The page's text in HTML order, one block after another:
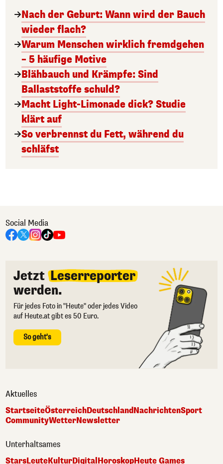
Nach der Geburt: Wann wird der Bauch
wieder flach?
Warum Menschen wirklich fremdgehen
– 5 häufige Motive
Blähbauch und Krämpfe: Sind
Ballaststoffe schuld?
Macht Light-Limonade dick? Studie
klärt auf
So verbrennst du Fett, während du
schläfst
Social Media
Jetzt Leserreporter
werden.
Für jedes Foto in "Heute" oder jedes Video
auf Heute.at gibt es 50 Euro.
So geht's
Aktuelles
StartseiteÖsterreichDeutschlandNachrichtenSport
CommunityWetterNewsletter
Unterhaltsames
StarsLeuteKulturDigital HoroskopHeute Games